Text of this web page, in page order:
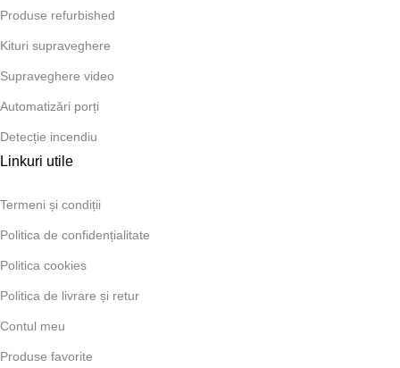
Produse refurbished
Kituri supraveghere
Supraveghere video
Automatizări porți
Detecție incendiu
Linkuri utile
Termeni și condiții
Politica de confidențialitate
Politica cookies
Politica de livrare și retur
Contul meu
Produse favorite